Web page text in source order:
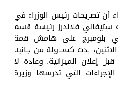
أن تصريحات رئيس الوزراء في
ستيفاني فلاندرز رئيسة قسم
في بلومبرج على هامش قمة
بدت كمحاولة من جانبه
إعلان الميزانية. وعادة لا
التي تدرسها وزيرة